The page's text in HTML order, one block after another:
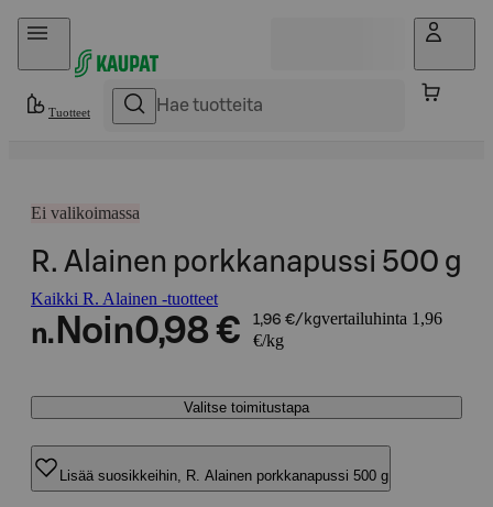
Hyppää sisältöön
Tuotteet
Ei valikoimassa
R. Alainen porkkanapussi 500 g
Kaikki R. Alainen -tuotteet
n. Noin0,98 € 1,96 €/kgvertailuhinta 1,96
€/kg
Valitse toimitustapa
Lisää suosikkeihin, R. Alainen porkkanapussi 500 g